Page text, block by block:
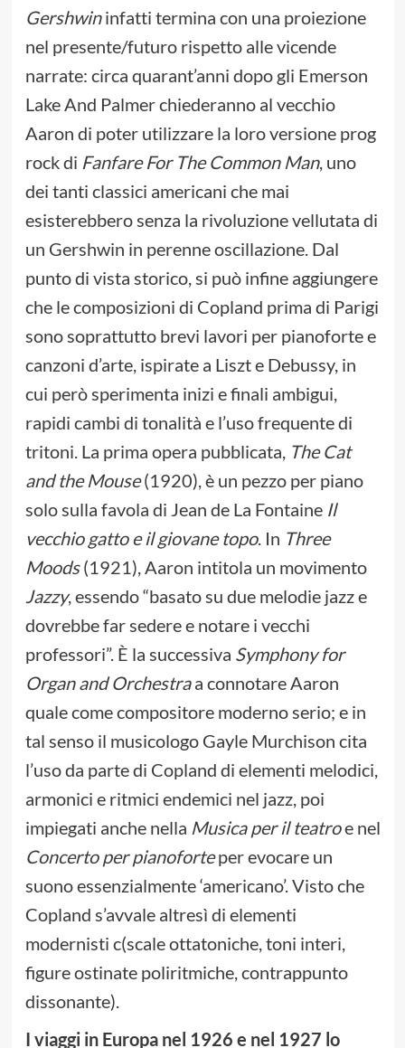
Gershwininfatti termina con una proiezione
nel presente/futuro rispetto alle vicende
narrate: circa quarant’anni dopo gli Emerson
Lake And Palmer chiederanno al vecchio
Aaron di poter utilizzare la loro versione prog
rock di Fanfare For The Common Man, uno
dei tanti classici americani che mai
esisterebbero senza la rivoluzione vellutata di
un Gershwin in perenne oscillazione. Dal
punto di vista storico, si può infine aggiungere
che le composizioni di Copland prima di Parigi
sono soprattutto brevi lavori per pianoforte e
canzoni d’arte, ispirate a Liszt e Debussy, in
cui però sperimenta inizi e finali ambigui,
rapidi cambi di tonalità e l’uso frequente di
tritoni. La prima opera pubblicata, The Cat
and the Mouse(1920), è un pezzo per piano
solo sulla favola di Jean de La Fontaine Il
vecchio gatto e il giovane topo. In Three
Moods(1921), Aaron intitola un movimento
Jazzy, essendo “basato su due melodie jazz e
dovrebbe far sedere e notare i vecchi
professori”. È la successiva Symphony for
Organ and Orchestraa connotare Aaron
quale come compositore moderno serio; e in
tal senso il musicologo Gayle Murchison cita
l’uso da parte di Copland di elementi melodici,
armonici e ritmici endemici nel jazz, poi
impiegati anche nella Musica per il teatroe nel
Concerto per pianoforteper evocare un
suono essenzialmente ‘americano’. Visto che
Copland s’avvale altresì di elementi
modernisti c(scale ottatoniche, toni interi,
figure ostinate poliritmiche, contrappunto
dissonante).
I viaggi in Europa nel 1926 e nel 1927 lo